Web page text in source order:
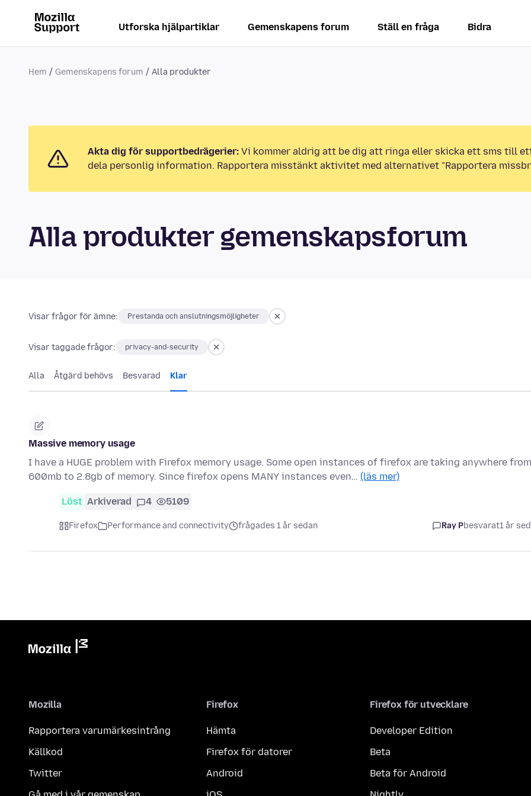
Utforska hjälpartiklar Gemenskapens forum Ställ en fråga Bidra
Hem Gemenskapens forum Alla produkter
Akta dig för supportbedrägerier: Vi kommer aldrig att be dig att ringa eller skicka ett sms till
dela personlig information. Rapportera misstänkt aktivitet med alternativet "Rapportera
Alla produkter gemenskapsforum
Visar frågor för ämne: Prestanda och anslutningsmöjligheter
Visar taggade frågor: privacy-and-security
Alla Åtgärd behövs Besvarad Klar
Massive memory usage
I have a HUGE problem with Firefox memory usage. Some open instances of firefox are taking anywhere from
600mb to 2.8gb of memory. Since firefox opens MANY instances even… (läs mer)
Löst Arkiverad 4 5109
Firefox Performance and connectivity frågades 1 år sedan Ray Pbesvarat1 år
Mozilla
Rapportera varumärkesintrång
Källkod
Twitter
Firefox
Hämta
Firefox för datorer
Android
Firefox för utvecklare
Developer Edition
Beta
Beta för Android